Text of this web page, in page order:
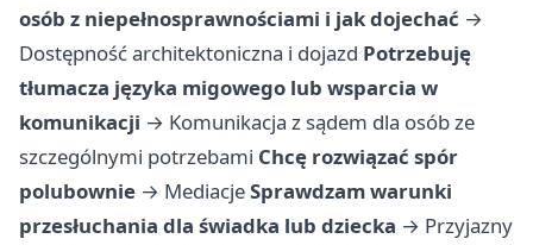
osób z niepełnosprawnościami i jak dojechać →
Dostępność architektoniczna i dojazd Potrzebuję
tłumacza języka migowego lub wsparcia w
komunikacji → Komunikacja z sądem dla osób ze
szczególnymi potrzebami Chcę rozwiązać spór
polubownie → MediacjeSprawdzam warunki
przesłuchania dla świadka lub dziecka → Przyjazny